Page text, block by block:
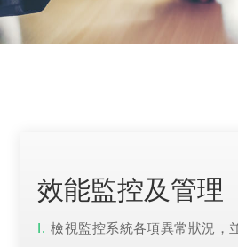
效能監控及管理
檢視監控系統各項異常狀況，